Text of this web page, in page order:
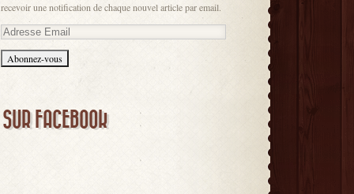
recevoir une notification de chaque nouvel article par email.
Adresse
SUR FACEBOOK